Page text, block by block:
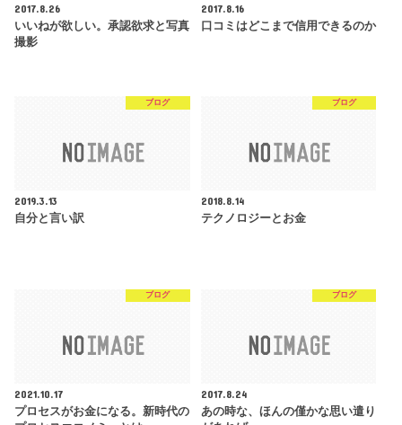
2017.8.26
いいねが欲しい。承認欲求と写真
撮影
2017.8.16
口コミはどこまで信用できるのか
ブログ
2019.3.13
自分と言い訳
ブログ
2018.8.14
テクノロジーとお金
ブログ
2021.10.17
プロセスがお金になる。新時代の
ブログ
2017.8.24
あの時な、ほんの僅かな思い遣り